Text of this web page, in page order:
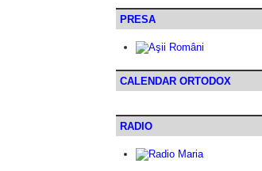
PRESA
CALENDAR ORTODOX
RADIO